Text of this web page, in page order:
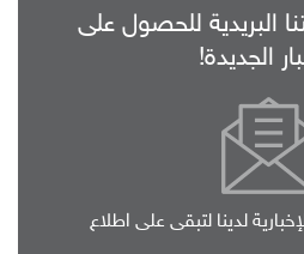
البريدية للحصول على
الجديدة!
لدينا لتبقى على اطلاع